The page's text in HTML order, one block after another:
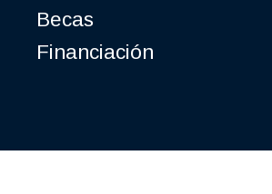
Becas
Financiación